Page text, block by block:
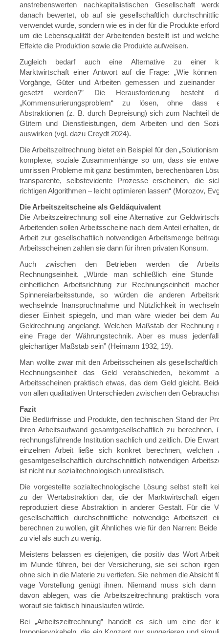
anstrebenswerten nachkapitalistischen Gesellschaft
danach bewertet, ob auf sie gesellschaftlich
verwendet wurde, sondern wie es in der für die Produkte
um die Lebensqualität der Arbeitenden bestellt ist und
Effekte die Produktion sowie die Produkte aufweisen.
Zugleich bedarf auch eine Alternative zu einer
Marktwirtschaft einer Antwort auf die Frage: „Wie können
Vorgänge, Güter und Arbeiten gemessen und zueinander
gesetzt werden?” Die Herausforderung besteht
„Kommensurierungsproblem“ zu lösen, ohne dass
Abstraktionen (z. B. durch Bepreisung) sich zum Nachteil
Gütern und Dienstleistungen, dem Arbeiten und den
auswirken (vgl. dazu Creydt 2024).
Die Arbeitszeitrechnung bietet ein Beispiel für den
komplexe, soziale Zusammenhänge so um, dass sie
umrissen Probleme mit ganz bestimmten, berechenbaren
transparente, selbstevidente Prozesse erscheinen, die
richtigen Algorithmen – leicht optimieren lassen“ (Morozov,
Die Arbeitszeitscheine als Geldäquivalent
Die Arbeitszeitrechnung soll eine Alternative zur
Arbeitenden sollen Arbeitsscheine nach dem Anteil erhalten,
Arbeit zur gesellschaftlich notwendigen Arbeitsmenge
Arbeitsscheinen zahlen sie dann für ihren privaten Konsum.
Auch zwischen den Betrieben werden die
Rechnungseinheit. „Würde man schließlich eine
einheitlichen Arbeitsrichtung zur Rechnungseinheit
Spinnereiarbeitsstunde, so würden die anderen
wechselnde Inanspruchnahme und Nützlichkeit in
dieser Einheit spiegeln, und man wäre wieder bei dem
Geldrechnung angelangt. Welchen Maßstab der Rechnung
eine Frage der Währungstechnik. Aber es muss
gleichartiger Maßstab sein” (Heimann 1932, 19).
Man wollte zwar mit den Arbeitsscheinen als
Rechnungseinheit das Geld verabschieden, bekommt
Arbeitsscheinen praktisch etwas, das dem Geld gleicht.
von allen qualitativen Unterschieden zwischen den
Fazit
Die Bedürfnisse und Produkte, den technischen Stand der
ihren Arbeitsaufwand gesamtgesellschaftlich zu berechnen,
rechnungsführende Institution sachlich und zeitlich. Die
einzelnen Arbeit ließe sich konkret berechnen, welchen
gesamtgesellschaftlich durchschnittlich notwendigen
ist nicht nur sozialtechnologisch unrealistisch.
Die vorgestellte sozialtechnologische Lösung selbst stellt
zu der Wertabstraktion dar, die der Marktwirtschaft
reproduziert diese Abstraktion in anderer Gestalt. Für die
gesellschaftlich durchschnittliche notwendige Arbeitszeit
berechnen zu wollen, gilt Ähnliches wie für den Narren:
zu viel als auch zu wenig.
Meistens belassen es diejenigen, die positiv das Wort
im Munde führen, bei der Versicherung, sie sei schon
ohne sich in die Materie zu vertiefen. Sie nehmen die Absicht
vage Vorstellung genügt ihnen. Niemand muss sich dann
davon ablegen, was die Arbeitszeitrechnung praktisch
worauf sie faktisch hinauslaufen würde.
Bei „Arbeitszeitrechnung” handelt es sich um eine der